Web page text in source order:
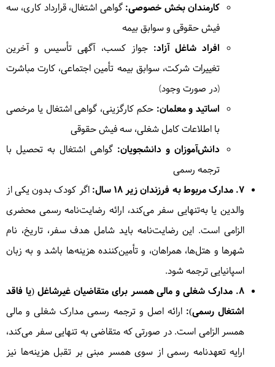
کارمندان بخش خصوصی: گواهی اشتغال، قرارداد کاری، سه
فیش حقوقی و سوابق بیمه
افراد شاغل آزاد: جواز کسب، آگهی تأسیس و آخرین
تغییرات شرکت، سوابق بیمه تأمین اجتماعی، کارت مباشرت
(در صورت وجود)
اساتید و معلمان: حکم کارگزینی، گواهی اشتغال یا مرخصی
با اطلاعات کامل شغلی، سه فیش حقوقی
دانش‌آموزان و دانشجویان: گواهی اشتغال به تحصیل با
ترجمه رسمی
۷. مدارک مربوط به فرزندان زیر ۱۸ سال:
اگر کودک بدون یکی از
والدین یا به‌تنهایی سفر می‌کند، ارائه رضایت‌نامه رسمی محضری
الزامی است. این رضایت‌نامه باید شامل هدف سفر، تاریخ، نام
شهرها و هتل‌ها، همراهان، و تأمین‌کننده هزینه‌ها باشد و به زبان
اسپانیایی ترجمه شود.
۸. مدارک شغلی و مالی همسر برای متقاضیان غیرشاغل (یا فاقد
اشتغال رسمی): ارائه اصل و ترجمه رسمی مدارک شغلی و مالی
همسر الزامی است. در صورتی که متقاضی به تنهایی سفر می‌کند،
ارایه تعهدنامه رسمی از سوی همسر مبنی بر تقبل هزینه‌ها نیز